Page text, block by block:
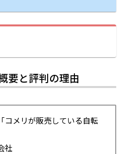
要と評判の理由
コメリが販売している自転
社